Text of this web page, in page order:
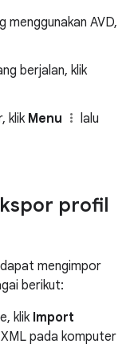
menggunakan AVD,
berjalan, klik
klik Menu
lalu
profil
mengimpor
berikut:
klik Import
XML pada komputer